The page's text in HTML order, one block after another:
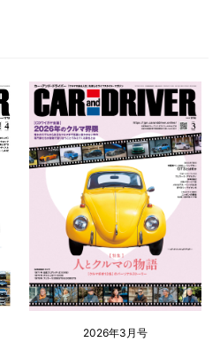
2026年3月号